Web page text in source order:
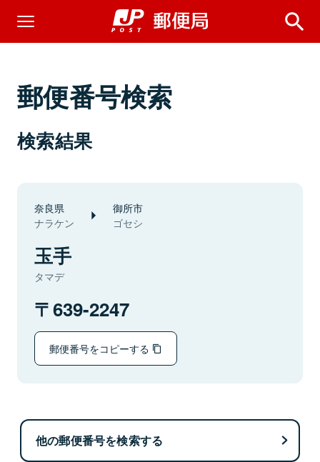
郵便番号検索
検索結果
奈良県
ナラケン
御所市
ゴセシ
玉手
タマデ
639-2247
郵便番号をコピーする
他の郵便番号を検索する